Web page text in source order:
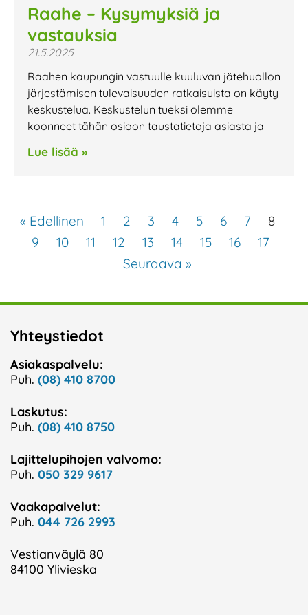
Raahe – Kysymyksiä ja
vastauksia
21.5.2025
Raahen kaupungin vastuulle kuuluvan jätehuollon
järjestämisen tulevaisuuden ratkaisuista on käyty
keskustelua. Keskustelun tueksi olemme
koonneet tähän osioon taustatietoja asiasta ja
Lue lisää »
« Edellinen 1 2 3 4 5 6 7
8
9
10 11 12 13 14 15 16
17
Seuraava »
Yhteystiedot
Asiakaspalvelu:
Puh. (08) 410 8700
Laskutus:
Puh. (08) 410 8750
Lajittelupihojen valvomo:
Puh. 050 329 9617
Vaakapalvelut:
Puh. 044 726 2993
Vestianväylä 80
84100 Ylivieska